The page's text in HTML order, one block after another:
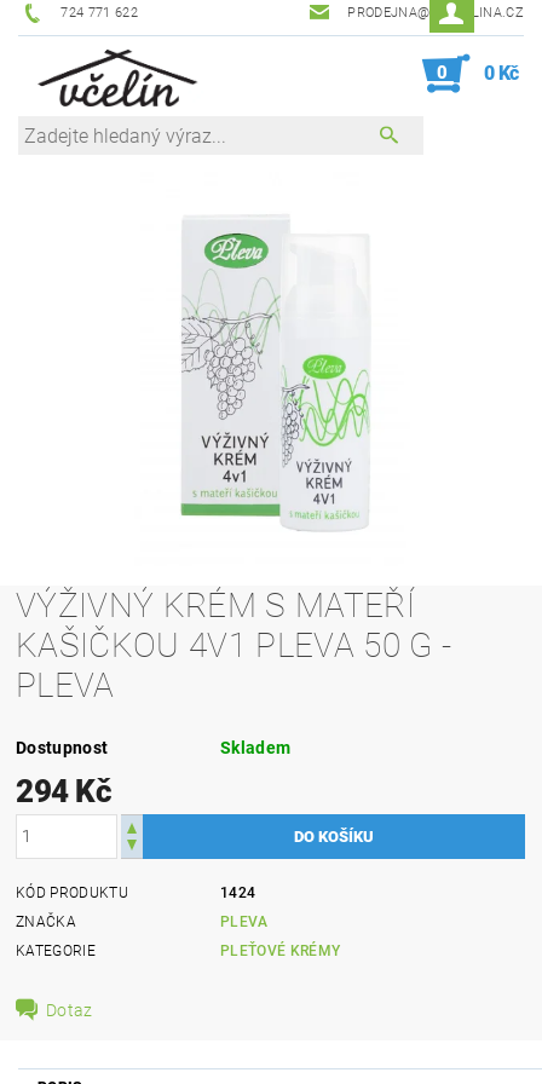
724 771 622 PRODEJNA@ZEVCELINA.CZ
0 0 Kč
VÝŽIVNÝ KRÉM S MATEŘÍ
KAŠIČKOU 4V1 PLEVA 50 G -
PLEVA
Dostupnost Skladem
294 Kč
KÓD PRODUKTU
1424
ZNAČKA
PLEVA
KATEGORIE
PLEŤOVÉ KRÉMY
Dotaz